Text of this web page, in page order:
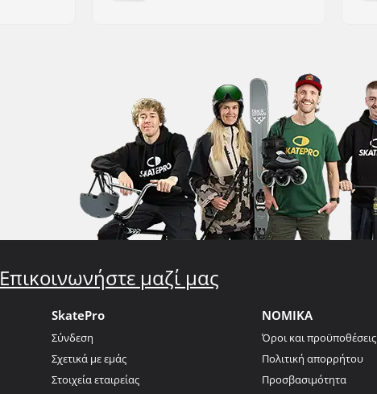
Επικοινωνήστε μαζί μας
SkatePro
Σύνδεση
Σχετικά με εμάς
Στοιχεία εταιρείας
ΝΟΜΙΚΑ
Όροι και προϋποθέσεις
Πολιτική απορρήτου
Προσβασιμότητα